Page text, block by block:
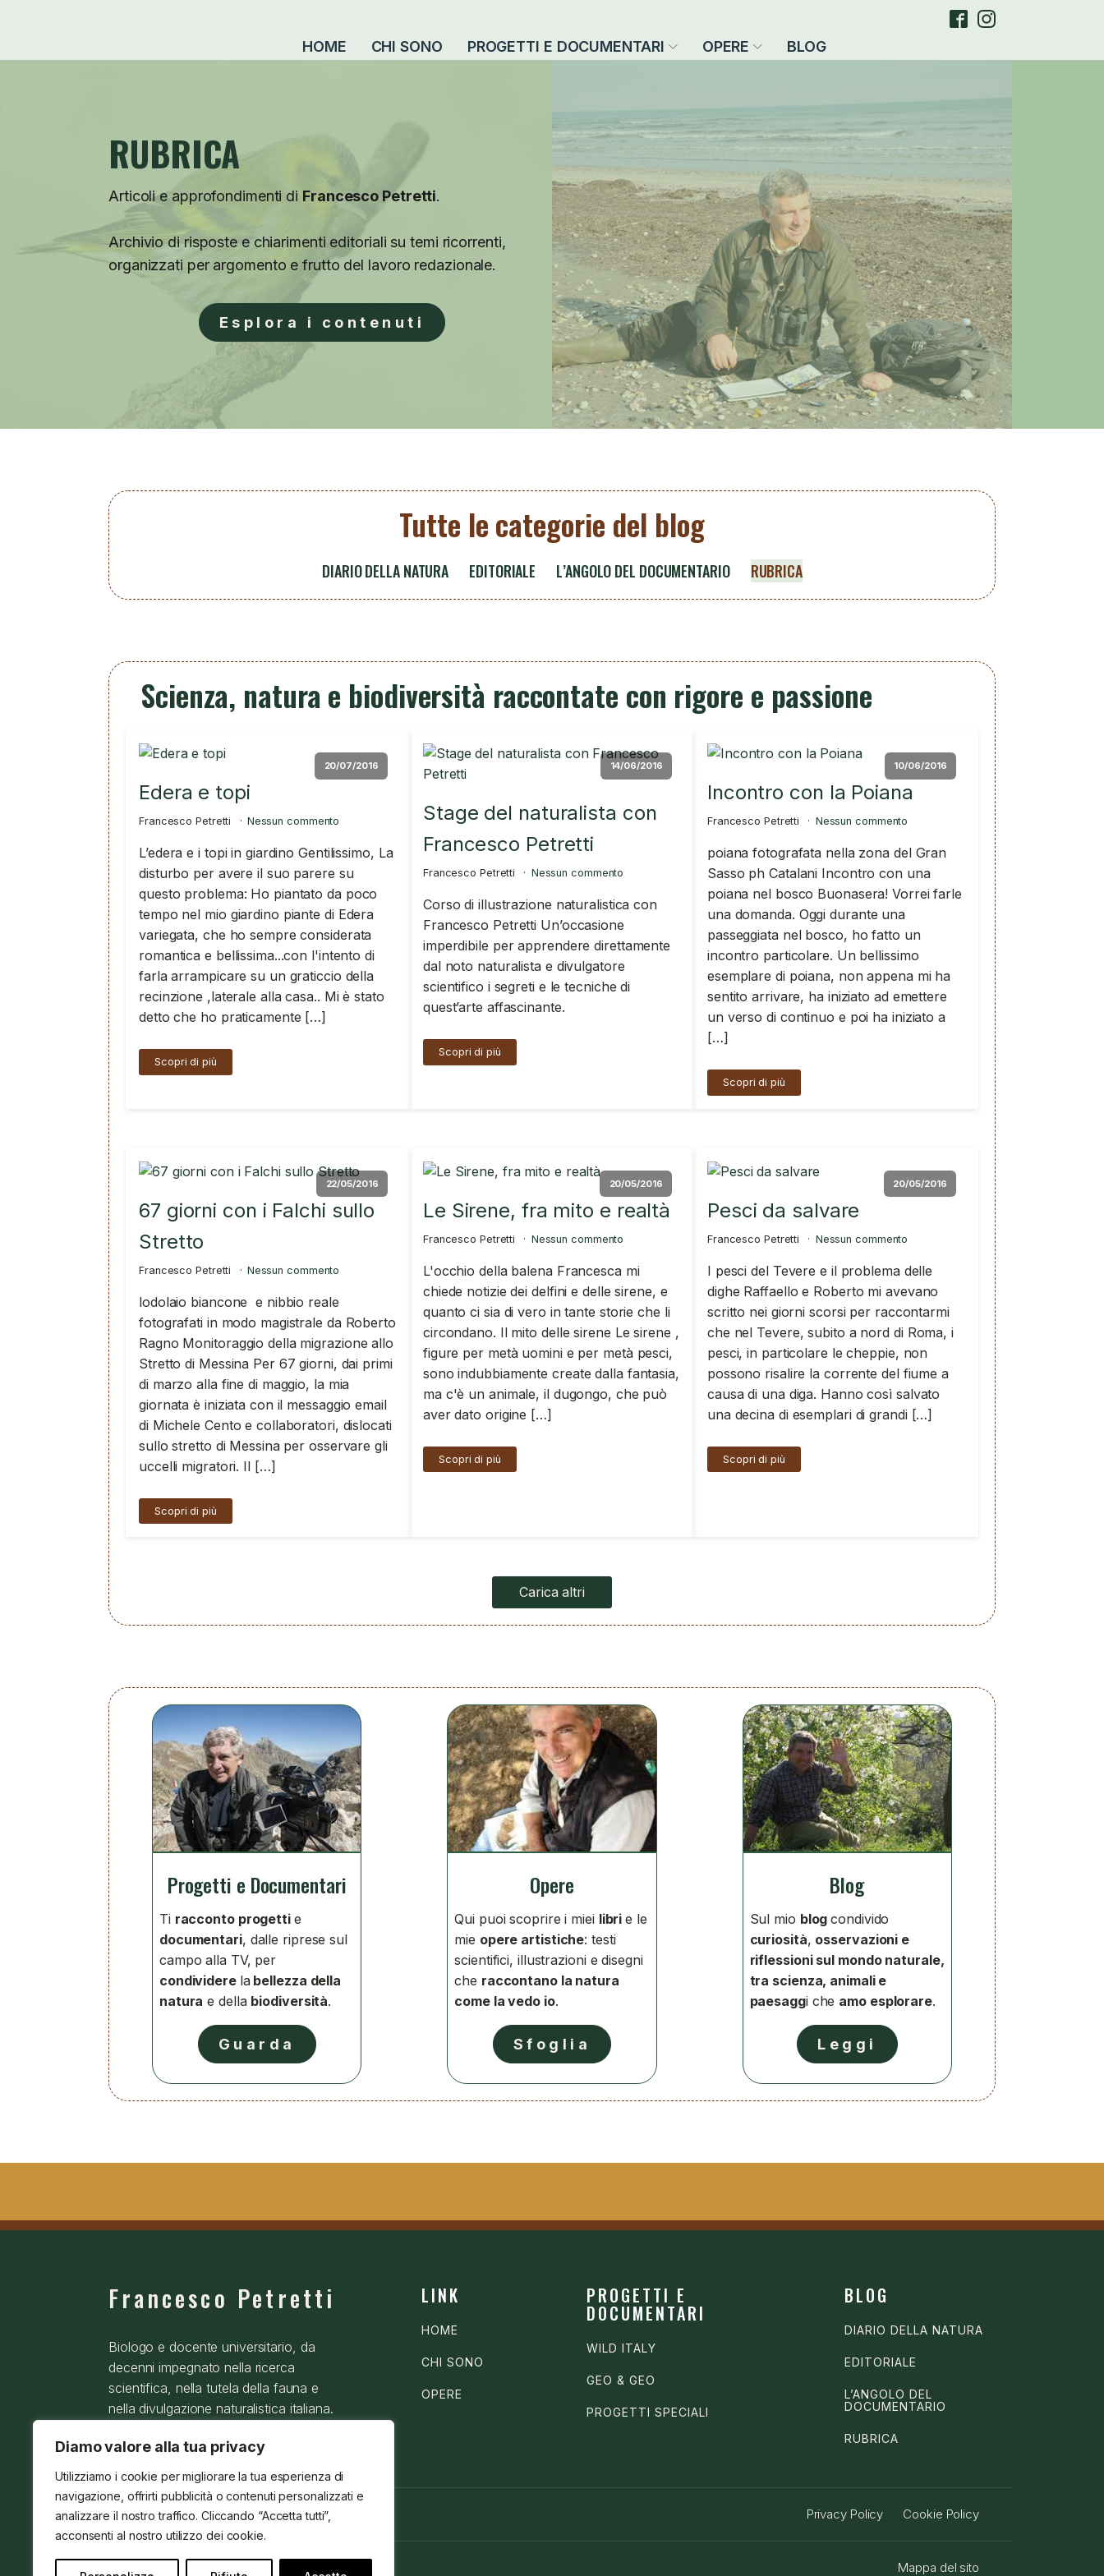
Diamo valore alla tua privacy
Utilizziamo i cookie per migliorare la tua esperienza di
navigazione, offrirti pubblicità o contenuti personalizzati e
analizzare il nostro traffico. Cliccando “Accetta tutti”,
acconsenti al nostro utilizzo dei cookie.
HOME CHI SONO PROGETTI E DOCUMENTARI OPERE BLOG
RUBRICA
Articoli e approfondimenti di Francesco Petretti.
Archivio di risposte e chiarimenti editoriali su temi ricorrenti,
organizzati per argomento e frutto del lavoro redazionale.
Esplora i contenuti
Tutte le categorie del blog
DIARIO DELLA NATURA EDITORIALE L’ANGOLO DEL DOCUMENTARIO RUBRICA
Scienza, natura e biodiversità raccontate con rigore e passione
20/07/2016
Edera e topi
Francesco Petretti Nessun commento
L’edera e i topi in giardino Gentilissimo, La
disturbo per avere il suo parere su
questo problema: Ho piantato da poco
tempo nel mio giardino piante di Edera
variegata, che ho sempre considerata
romantica e bellissima...con l'intento di
farla arrampicare su un graticcio della
recinzione ,laterale alla casa.. Mi è stato
detto che ho praticamente […]
Scopri di più
14/06/2016
Stage del naturalista con
Francesco Petretti
Francesco Petretti Nessun commento
Corso di illustrazione naturalistica con
Francesco Petretti Un’occasione
imperdibile per apprendere direttamente
dal noto naturalista e divulgatore
scientifico i segreti e le tecniche di
quest’arte affascinante.
Scopri di più
10/06/2016
Incontro con la Poiana
Francesco Petretti Nessun commento
poiana fotografata nella zona del Gran
Sasso ph Catalani Incontro con una
poiana nel bosco Buonasera! Vorrei farle
una domanda. Oggi durante una
passeggiata nel bosco, ho fatto un
incontro particolare. Un bellissimo
esemplare di poiana, non appena mi ha
sentito arrivare, ha iniziato ad emettere
un verso di continuo e poi ha iniziato a
[…]
Scopri di più
22/05/2016
67 giorni con i Falchi sullo
Stretto
Francesco Petretti Nessun commento
lodolaio biancone e nibbio reale
fotografati in modo magistrale da Roberto
Ragno Monitoraggio della migrazione allo
Stretto di Messina Per 67 giorni, dai primi
di marzo alla fine di maggio, la mia
giornata è iniziata con il messaggio email
di Michele Cento e collaboratori, dislocati
sullo stretto di Messina per osservare gli
uccelli migratori. Il […]
Scopri di più
20/05/2016
Le Sirene, fra mito e realtà
Francesco Petretti Nessun commento
L'occhio della balena Francesca mi
chiede notizie dei delfini e delle sirene, e
quanto ci sia di vero in tante storie che li
circondano. Il mito delle sirene Le sirene ,
figure per metà uomini e per metà pesci,
sono indubbiamente create dalla fantasia,
ma c'è un animale, il dugongo, che può
aver dato origine […]
Scopri di più
20/05/2016
Pesci da salvare
Francesco Petretti Nessun commento
I pesci del Tevere e il problema delle
dighe Raffaello e Roberto mi avevano
scritto nei giorni scorsi per raccontarmi
che nel Tevere, subito a nord di Roma, i
pesci, in particolare le cheppie, non
possono risalire la corrente del fiume a
causa di una diga. Hanno così salvato
una decina di esemplari di grandi […]
Scopri di più
Carica altri
Progetti e Documentari
Ti racconto progetti e
documentari, dalle riprese sul
campo alla TV, per
condividere labellezza della
natura e della biodiversità.
Guarda
Opere
Qui puoi scoprire i miei librie le
mie opere artistiche: testi
scientifici, illustrazioni e disegni
che raccontano la natura
come la vedo io.
Sfoglia
Blog
Sul mio blogcondivido
curiosità, osservazioni e
riflessioni sul mondo naturale,
tra scienza, animali e
paesaggi che amo esplorare.
Leggi
Francesco Petretti
Biologo e docente universitario, da
decenni impegnato nella ricerca
scientifica, nella tutela della fauna e
nella divulgazione naturalistica italiana.
LINK
HOME
CHI SONO
OPERE
PROGETTI E
DOCUMENTARI
WILD ITALY
GEO & GEO
PROGETTI SPECIALI
BLOG
DIARIO DELLA NATURA
EDITORIALE
L’ANGOLO DEL
DOCUMENTARIO
RUBRICA
© 2025 – 2026 Francesco Petretti Privacy Policy Cookie Policy
Mappa del sito